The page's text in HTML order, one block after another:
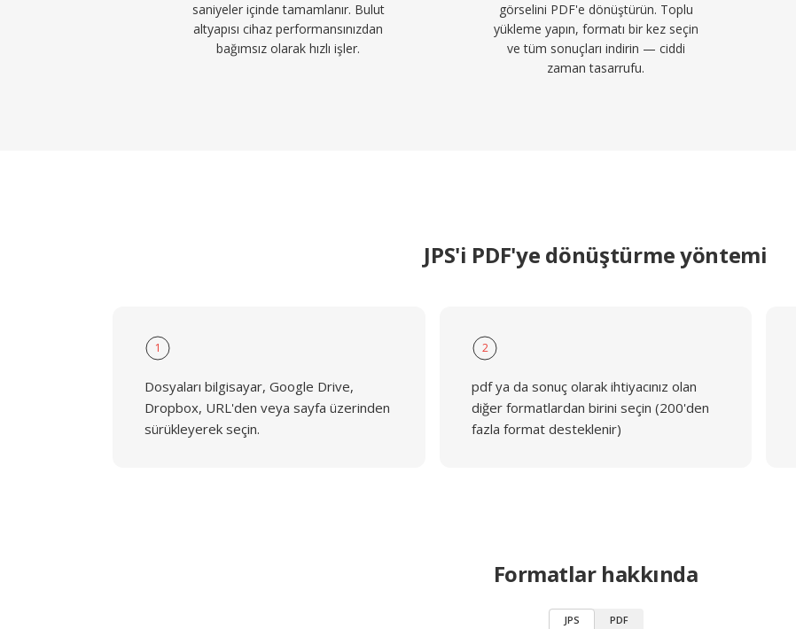
saniyeler içinde tamamlanır. Bulut
altyapısı cihaz performansınızdan
bağımsız olarak hızlı işler.
görselini PDF'e dönüştürün. Toplu
yükleme yapın, formatı bir kez seçin
ve tüm sonuçları indirin — ciddi
zaman tasarrufu.
JPS'i PDF'ye dönüştürme yöntemi
1
Dosyaları bilgisayar, Google Drive,
Dropbox, URL'den veya sayfa üzerinden
sürükleyerek seçin.
2
pdf ya da sonuç olarak ihtiyacınız olan
diğer formatlardan birini seçin (200'den
fazla format desteklenir)
Formatlar hakkında
JPS PDF